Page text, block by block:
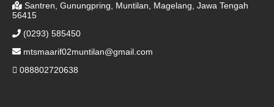
Santren, Gunungpring, Muntilan, Magelang, Jawa Tengah
56415
(0293) 585450
mtsmaarif02muntilan@gmail.com
088802720638